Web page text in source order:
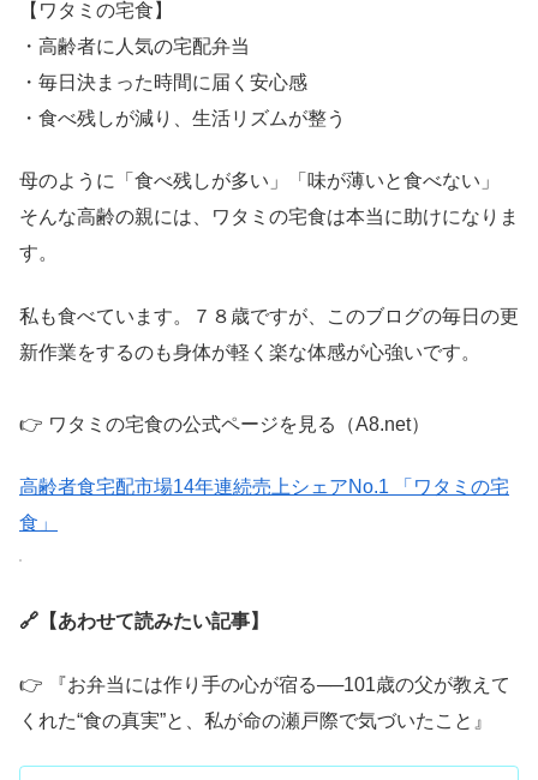
【ワタミの宅食】
・高齢者に人気の宅配弁当
・毎日決まった時間に届く安心感
・食べ残しが減り、生活リズムが整う
母のように「食べ残しが多い」「味が薄いと食べない」
そんな高齢の親には、ワタミの宅食は本当に助けになりま
す。
私も食べています。７８歳ですが、このブログの毎日の更
新作業をするのも身体が軽く楽な体感が心強いです。
👉 ワタミの宅食の公式ページを見る（A8.net）
高齢者食宅配市場14年連続売上シェアNo.1 「ワタミの宅
食」
🔗 【あわせて読みたい記事】
👉 『お弁当には作り手の心が宿る──101歳の父が教えて
くれた“食の真実”と、私が命の瀬戸際で気づいたこと』